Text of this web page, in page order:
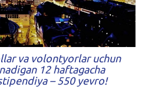
va volontyorlar uchun
12 haftagacha
– 550 yevro!